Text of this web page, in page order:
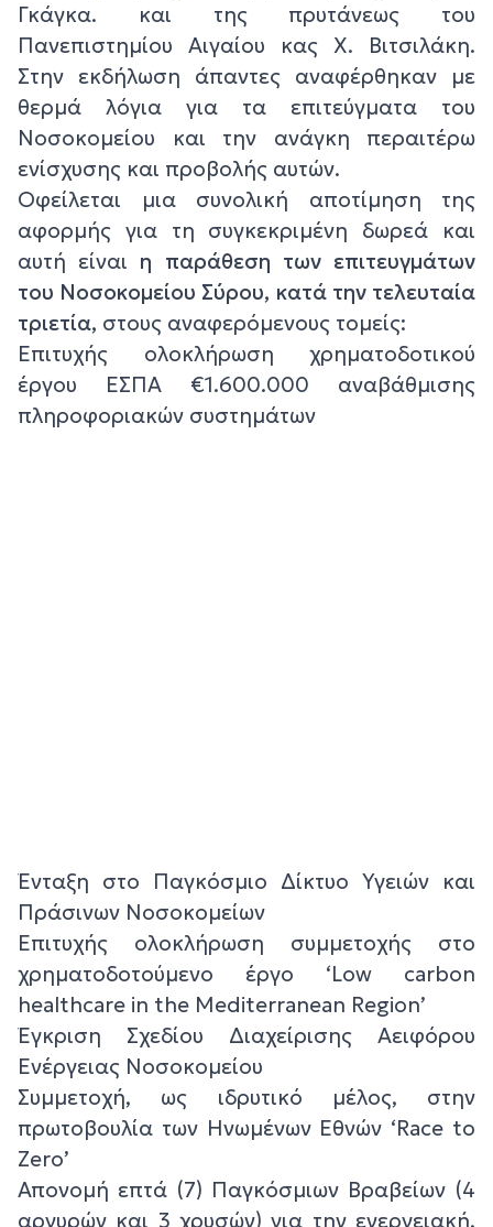
Γκάγκα. και της πρυτάνεως του
Πανεπιστημίου Αιγαίου κας Χ. Βιτσιλάκη.
Στην εκδήλωση άπαντες αναφέρθηκαν με
θερμά λόγια για τα επιτεύγματα του
Νοσοκομείου και την ανάγκη περαιτέρω
ενίσχυσης και προβολής αυτών.
Οφείλεται μια συνολική αποτίμηση της
αφορμής για τη συγκεκριμένη δωρεά και
αυτή είναι η παράθεση των επιτευγμάτων
του Νοσοκομείου Σύρου, κατά την τελευταία
τριετία, στους αναφερόμενους τομείς:
Επιτυχής ολοκλήρωση χρηματοδοτικού
έργου ΕΣΠΑ €1.600.000 αναβάθμισης
πληροφοριακών συστημάτων
Ένταξη στο Παγκόσμιο Δίκτυο Υγειών και
Πράσινων Νοσοκομείων
Επιτυχής ολοκλήρωση συμμετοχής στο
χρηματοδοτούμενο έργο ‘Low carbon
healthcare in the Mediterranean Region’
Έγκριση Σχεδίου Διαχείρισης Αειφόρου
Ενέργειας Νοσοκομείου
Συμμετοχή, ως ιδρυτικό μέλος, στην
πρωτοβουλία των Ηνωμένων Εθνών ‘Race to
Zero’
Απονομή επτά (7) Παγκόσμιων Βραβείων (4
αργυρών και 3 χρυσών) για την ενεργειακή,